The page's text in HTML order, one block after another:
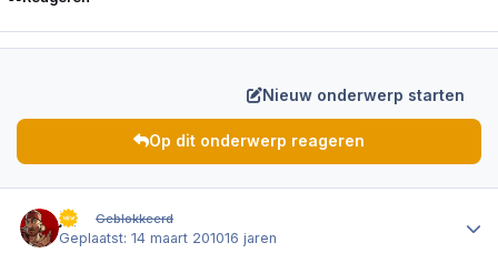
Nieuw onderwerp starten
Op dit onderwerp reageren
jvj Geblokkeerd
Geplaatst:14 maart 201016 jaren